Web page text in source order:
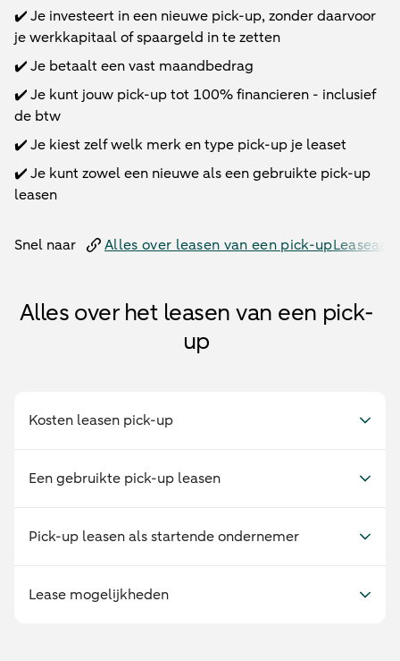
✔️ Je investeert in een nieuwe pick-up, zonder daarvoor
je werkkapitaal of spaargeld in te zetten
✔️ Je betaalt een vast maandbedrag
✔️ Je kunt jouw pick-up tot 100% financieren - inclusief
de btw
✔️ Je kiest zelf welk merk en type pick-up je leaset
✔️ Je kunt zowel een nieuwe als een gebruikte pick-up
leasen
Snel naar Alles over leasen van een pick-up
Alles over het leasen van een pick-
up
Kosten leasen pick-up
Een gebruikte pick-up leasen
Pick-up leasen als startende ondernemer
Lease mogelijkheden